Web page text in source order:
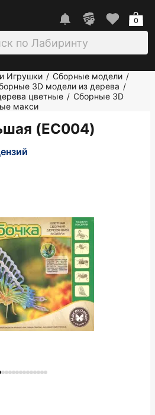
0
Игрушки / Сборные модели /
3D модели из дерева /
цветные / Сборные 3D
макси
(EC004)